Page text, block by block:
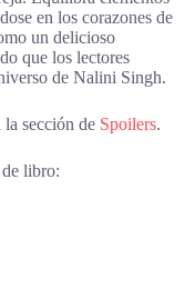
en los corazones de
un delicioso
que los lectores
de Nalini Singh.
la sección de Spoilers.
libro: